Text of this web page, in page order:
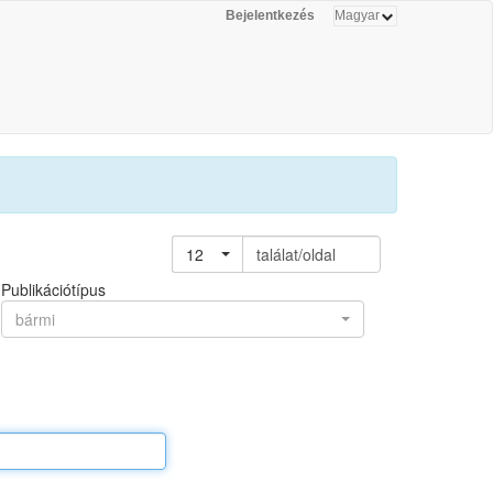
Bejelentkezés
12
találat/oldal
Publikációtípus
bármi